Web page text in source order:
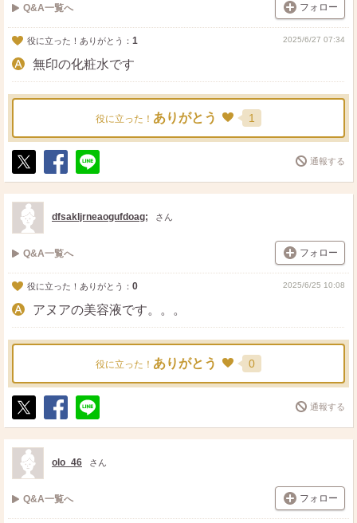
Q&A一覧へ フォロー
役に立った！ありがとう： 1 2025/6/27 07:34
無印の化粧水です
役に立った！ ありがとう 1
ポ
ス
ト
シ
ェ
送
る
通報する
dfsakljrneaogufdoag; さん
Q&A一覧へ フォロー
役に立った！ありがとう： 0 2025/6/25 10:08
アヌアの美容液です。。。
役に立った！ ありがとう 0
ポ
ス
ト
シ
ェ
送
る
通報する
olo_46 さん
Q&A一覧へ フォロー